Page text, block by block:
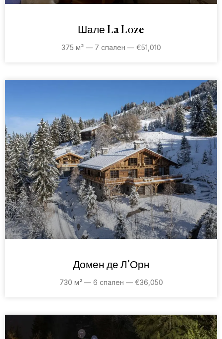
Шале La Loze
375 м² — 7 спален — €51,010
Домен де Л’Орн
730 м² — 6 спален — €36,050